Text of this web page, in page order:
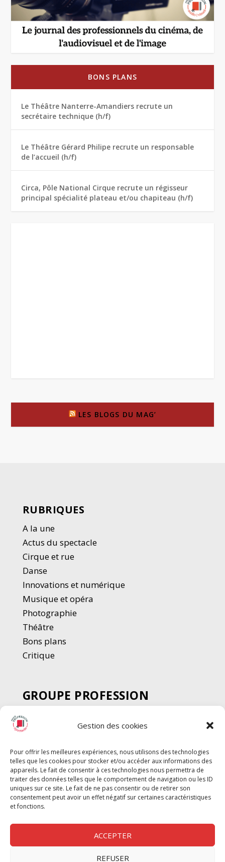
Gestion des cookies
Pour offrir les meilleures expériences, nous utilisons des technologies
telles que les cookies pour stocker et/ou accéder aux informations des
appareils. Le fait de consentir à ces technologies nous permettra de
traiter des données telles que le comportement de navigation ou les ID
uniques sur ce site. Le fait de ne pas consentir ou de retirer son
consentement peut avoir un effet négatif sur certaines caractéristiques
et fonctions.
ACCEPTER
REFUSER
BONS PLANS
Le Théâtre Nanterre-Amandiers recrute un
secrétaire technique (h/f)
Le Théâtre Gérard Philipe recrute un responsable
de l’accueil (h/f)
Circa, Pôle National Cirque recrute un régisseur
principal spécialité plateau et/ou chapiteau (h/f)
LES BLOGS DU MAG’
RUBRIQUES
A la une
Actus du spectacle
Cirque et rue
Danse
Innovations et numérique
Musique et opéra
Photographie
Théâtre
Bons plans
Critique
GROUPE PROFESSION
SPECTACLE
Chèque Intermittents
Chèque Compta
Chèque Emploi Spectacle
G-Pods
Profession Audio-visuel